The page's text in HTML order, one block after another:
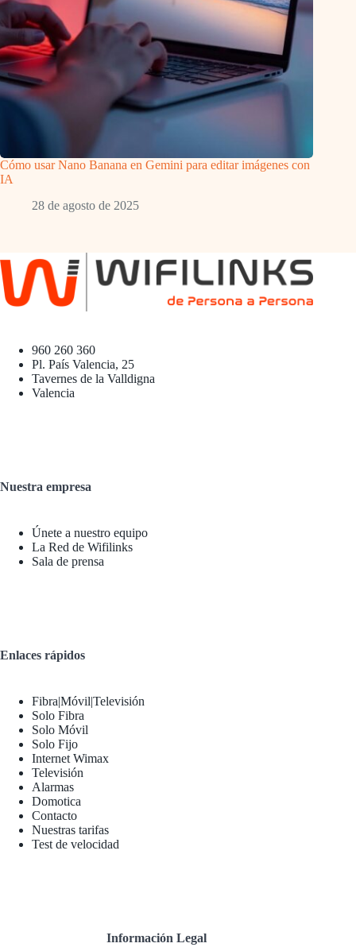
Cómo usar Nano Banana en Gemini para editar imágenes con
IA
28 de agosto de 2025
960 260 360
Pl. País Valencia, 25
Tavernes de la Valldigna
Valencia
Nuestra empresa
Únete a nuestro equipo
La Red de Wifilinks
Sala de prensa
Enlaces rápidos
Fibra|Móvil|Televisión
Solo Fibra
Solo Móvil
Solo Fijo
Internet Wimax
Televisión
Alarmas
Domotica
Contacto
Nuestras tarifas
Test de velocidad
Información Legal